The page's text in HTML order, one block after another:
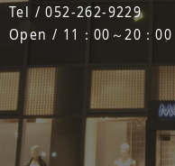
Tel / 052-262-9229
Open / 11：00～20：00